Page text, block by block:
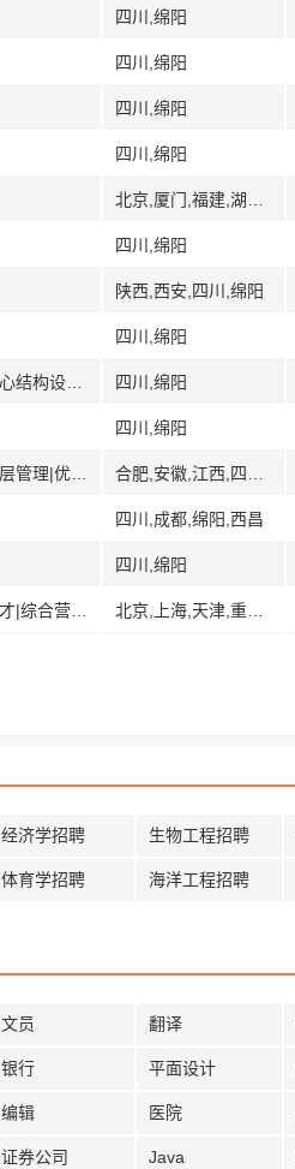
四川,绵阳
四川,绵阳
四川,绵阳
四川,绵阳
四川,绵阳
陕西,西安,四川,绵阳
四川,绵阳
四川,绵阳
四川,绵阳
四川,成都,绵阳,西昌
四川,绵阳
经济学招聘 生物工程招聘
体育学招聘 海洋工程招聘
文员 翻译
银行 平面设计
编辑 医院
证券公司 Java